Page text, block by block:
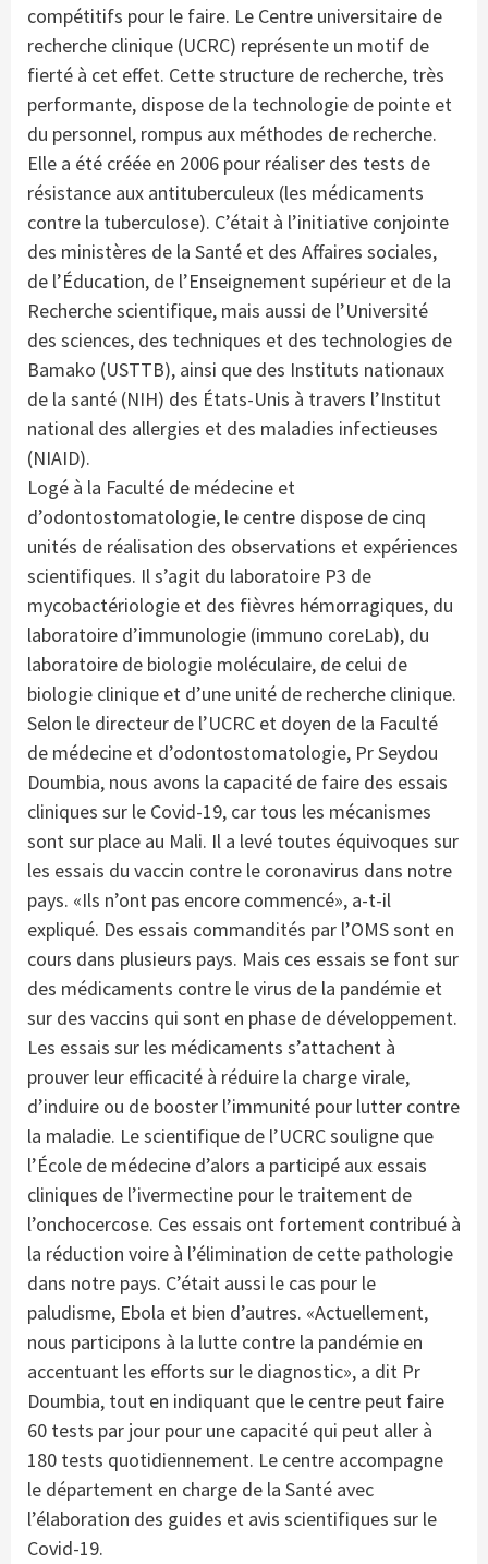
compétitifs pour le faire. Le Centre universitaire de
recherche clinique (UCRC) représente un motif de
fierté à cet effet. Cette structure de recherche, très
performante, dispose de la technologie de pointe et
du personnel, rompus aux méthodes de recherche.
Elle a été créée en 2006 pour réaliser des tests de
résistance aux antituberculeux (les médicaments
contre la tuberculose). C’était à l’initiative conjointe
des ministères de la Santé et des Affaires sociales,
de l’Éducation, de l’Enseignement supérieur et de la
Recherche scientifique, mais aussi de l’Université
des sciences, des techniques et des technologies de
Bamako (USTTB), ainsi que des Instituts nationaux
de la santé (NIH) des États-Unis à travers l’Institut
national des allergies et des maladies infectieuses
(NIAID).
Logé à la Faculté de médecine et
d’odontostomatologie, le centre dispose de cinq
unités de réalisation des observations et expériences
scientifiques. Il s’agit du laboratoire P3 de
mycobactériologie et des fièvres hémorragiques, du
laboratoire d’immunologie (immuno coreLab), du
laboratoire de biologie moléculaire, de celui de
biologie clinique et d’une unité de recherche clinique.
Selon le directeur de l’UCRC et doyen de la Faculté
de médecine et d’odontostomatologie, Pr Seydou
Doumbia, nous avons la capacité de faire des essais
cliniques sur le Covid-19, car tous les mécanismes
sont sur place au Mali. Il a levé toutes équivoques sur
les essais du vaccin contre le coronavirus dans notre
pays. «Ils n’ont pas encore commencé», a-t-il
expliqué. Des essais commandités par l’OMS sont en
cours dans plusieurs pays. Mais ces essais se font sur
des médicaments contre le virus de la pandémie et
sur des vaccins qui sont en phase de développement.
Les essais sur les médicaments s’attachent à
prouver leur efficacité à réduire la charge virale,
d’induire ou de booster l’immunité pour lutter contre
la maladie. Le scientifique de l’UCRC souligne que
l’École de médecine d’alors a participé aux essais
cliniques de l’ivermectine pour le traitement de
l’onchocercose. Ces essais ont fortement contribué à
la réduction voire à l’élimination de cette pathologie
dans notre pays. C’était aussi le cas pour le
paludisme, Ebola et bien d’autres. «Actuellement,
nous participons à la lutte contre la pandémie en
accentuant les efforts sur le diagnostic», a dit Pr
Doumbia, tout en indiquant que le centre peut faire
60 tests par jour pour une capacité qui peut aller à
180 tests quotidiennement. Le centre accompagne
le département en charge de la Santé avec
l’élaboration des guides et avis scientifiques sur le
Covid-19.